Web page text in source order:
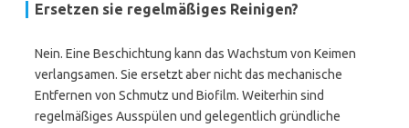
Ersetzen sie regelmäßiges Reinigen?
Nein. Eine Beschichtung kann das Wachstum von Keimen
verlangsamen. Sie ersetzt aber nicht das mechanische
Entfernen von Schmutz und Biofilm. Weiterhin sind
regelmäßiges Ausspülen und gelegentlich gründliche